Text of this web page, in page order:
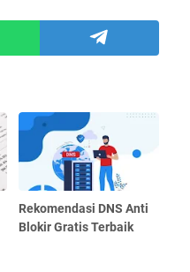
Rekomendasi DNS Anti
Blokir Gratis Terbaik